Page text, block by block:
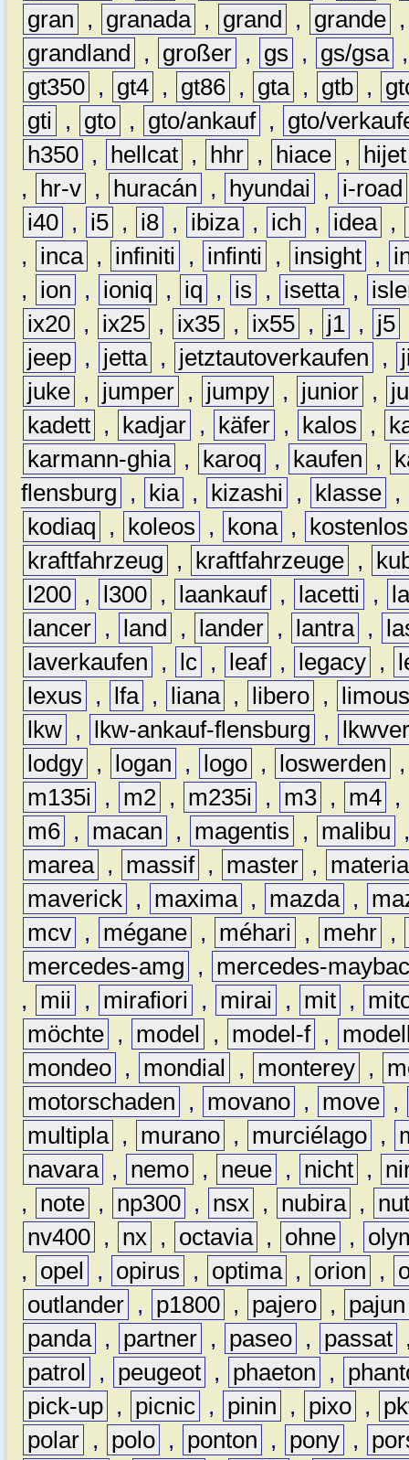
gran
, granada , grand , grande
grandland
, großer , gs , gs/gsa
gt350 , gt4 , gt86 , gta , gtb ,
gti
, gto , gto/ankauf ,
gto/
h350 , hellcat , hhr , hiace ,
hijet
,
hr-v , huracán , hyundai ,
i-road
i40 , i5 , i8 , ibiza , ich , idea ,
,
inca , infiniti , infinti , insight ,
,
ion , ioniq , iq , is , isetta ,
ix20 , ix25 , ix35 , ix55 , j1 , j5
jeep , jetta , jetztautoverkaufen ,
juke , jumper , jumpy , junior ,
kadett , kadjar , käfer , kalos ,
karmann-ghia , karoq , kaufen ,
flensburg
, kia , kizashi , klasse ,
kodiaq
, koleos , kona ,
kostenlos
kraftfahrzeug
, kraftfahrzeuge ,
l200 , l300 , laankauf , lacetti ,
lancer , land , lander , lantra ,
laverkaufen
, lc , leaf , legacy ,
lexus
, lfa , liana , libero ,
lkw , lkw-ankauf-flensburg ,
lodgy , logan , logo , loswerden
m135i
, m2 , m235i , m3 , m4 ,
m6 , macan , magentis , malibu
marea , massif , master ,
materia
maverick , maxima , mazda ,
mcv , mégane , méhari , mehr ,
mercedes-amg
,
mercedes-
,
mii , mirafiori , mirai , mit ,
möchte , model , model-f ,
mondeo , mondial , monterey ,
motorschaden
, movano , move ,
multipla , murano , murciélago ,
navara , nemo , neue , nicht ,
,
note , np300 , nsx , nubira ,
nv400 , nx , octavia , ohne ,
,
opel , opirus , optima , orion ,
outlander , p1800 , pajero ,
pajun
panda , partner , paseo , passat
patrol
, peugeot , phaeton ,
pick-up , picnic , pinin , pixo ,
polar , polo , ponton , pony ,